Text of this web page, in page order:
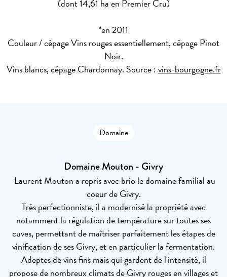
(dont 14,61 ha en Premier Cru)
*en 2011
Couleur / cépageVins rouges essentiellement, cépage Pinot
Noir.
Vins blancs, cépage Chardonnay. Source :vins-bourgogne.fr
Domaine
Domaine Mouton - Givry
Laurent Mouton a repris avec brio le domaine familial au
coeur de Givry.
Très perfectionniste, il a modernisé la propriété avec
notamment la régulation de température sur toutes ses
cuves, permettant de maîtriser parfaitement les étapes de
vinification de ses Givry, et en particulier la fermentation.
Adeptes de vins fins mais qui gardent de l'intensité, il
propose de nombreux climats de Givry rouges en villages et